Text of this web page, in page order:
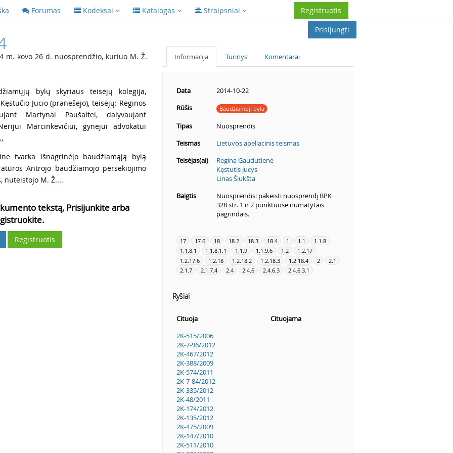
Forumas Kodeksai Katalogas Straipsniai
Registruotis
Prisijungti
m. kovo 26 d. nuosprendžio, kuriuo M. Ž.
bylų skyriaus teisėjų kolegija,
Jucio (pranešėjo), teisėjų: Reginos
Martynai Paušaitei, dalyvaujant
Marcinkevičiui, gynėjui advokatui
tvarka išnagrinėjo baudžiamąją bylą
Antrojo baudžiamojo persekiojimo
nuteistojo M. Ž....
tekstą, Prisijunkite arba
Registruotis
Informacija Turinys Komentarai
Data
2014-10-22
Rūšis
Baudžiamoji byla
Tipas
Nuosprendis
Teismas
Lietuvos apeliacinis teismas
Teisėjas(ai)
Regina Gaudutienė
Kęstutis Jucys
Linas Šiukšta
Baigtis
Nuosprendis: pakeisti nuosprendį BPK
328 str. 1 ir 2 punktuose numatytais
pagrindais.
17 17.6 18 18.2 18.3 18.4 1 1.1
1.1.8
1.1.8.1
1.1.8.1.1 1.1.9 1.1.9.6 1.2
1.2.17
1.2.17.6
1.2.18 1.2.18.2 1.2.18.3 1.2.18.4 2
2.1
2.1.7
2.1.7.4 2.4 2.4.6 2.4.6.3 2.4.6.3.1
Ryšiai
Cituoja
Cituojama
2K-515/2006
2K-7-96/2012
2K-467/2012
2K-388/2009
2K-574/2011
2K-7-84/2012
2K-335/2012
2K-48/2011
2K-174/2012
2K-135/2012
2K-475/2009
2K-147/2010
2K-511/2010